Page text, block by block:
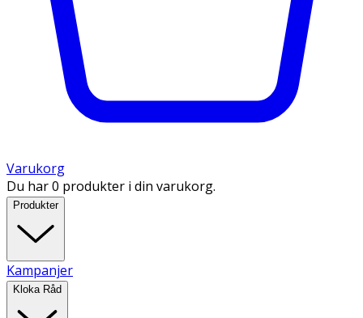
Varukorg
Du har 0 produkter i din varukorg.
Produkter
Kampanjer
Kloka Råd